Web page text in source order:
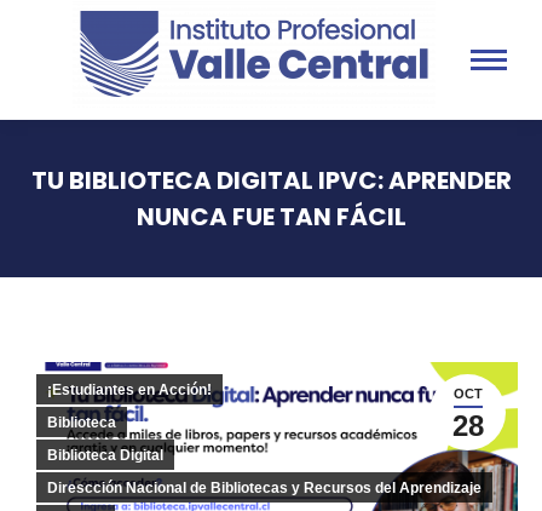
TU BIBLIOTECA DIGITAL IPVC: APRENDER
NUNCA FUE TAN FÁCIL
OCT
28
¡Estudiantes en Acción!
Biblioteca
Biblioteca Digital
Direscción Nacional de Bibliotecas y Recursos del Aprendizaje